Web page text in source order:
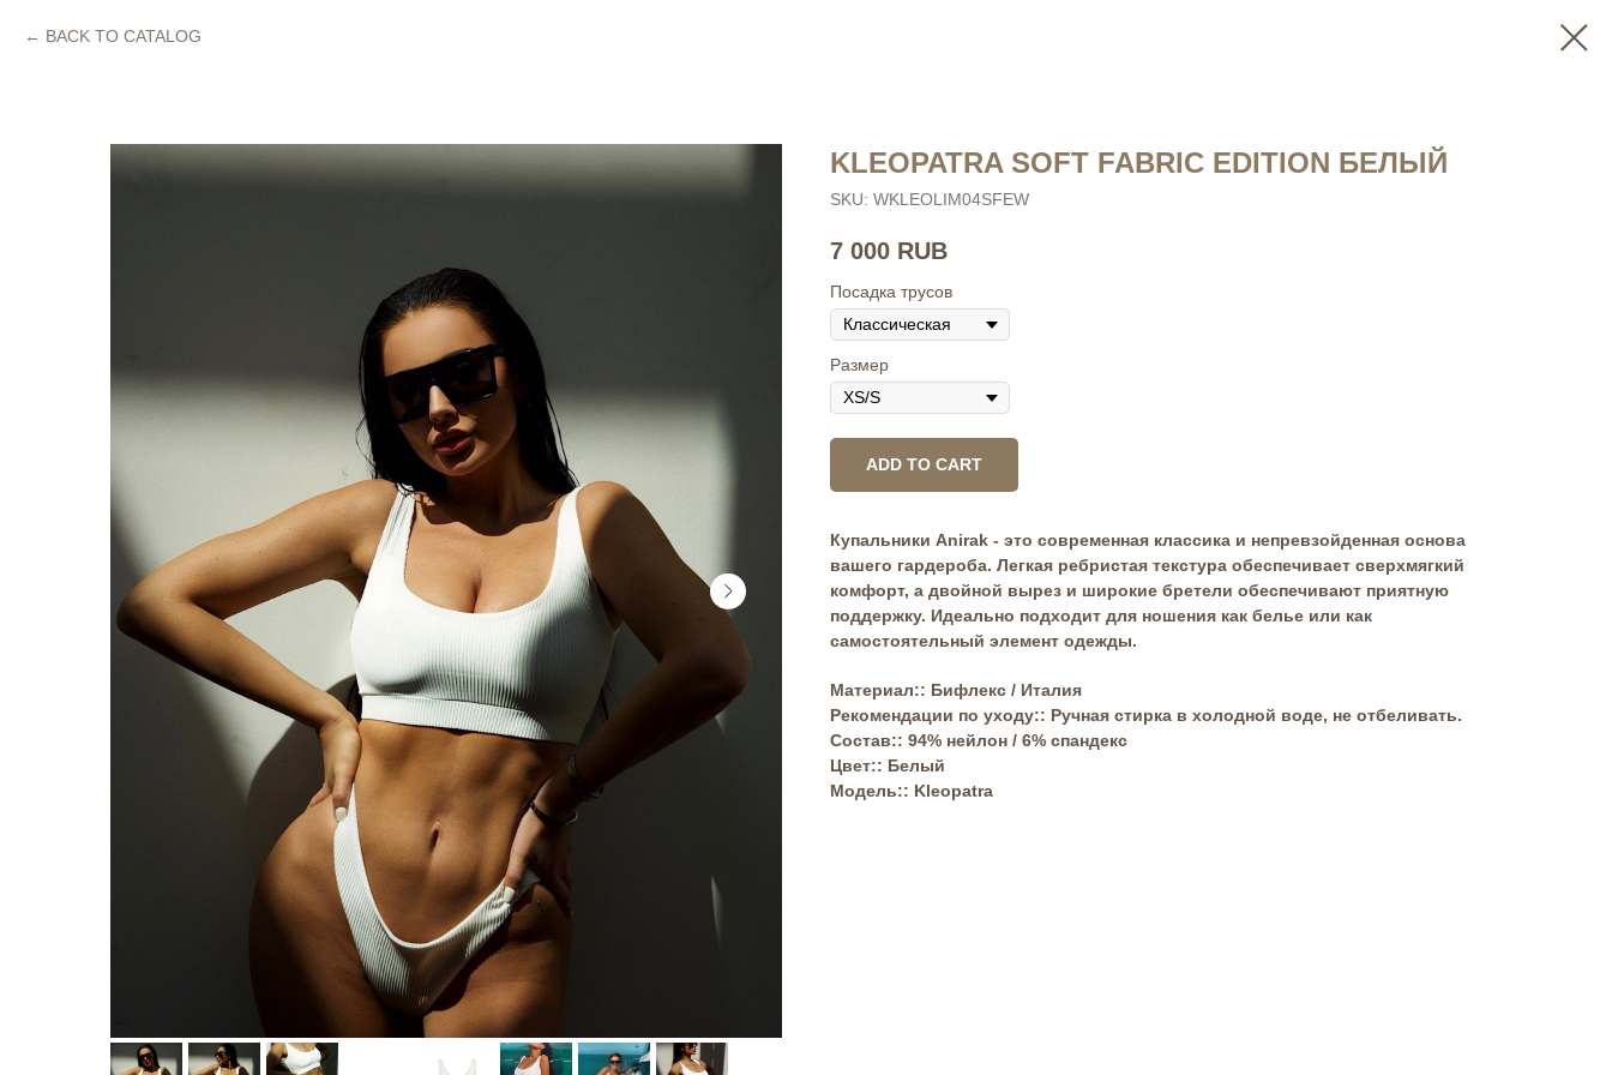
BACK TO CATALOG
KLEOPATRA SOFT FABRIC EDITION БЕЛЫЙ
SKU: WKLEOLIM04SFEW
7 000 RUB
Посадка трусов
Размер
ADD TO CART
Купальники Anirak - это современная классика и непревзойденная основа
вашего гардероба. Легкая ребристая текстура обеспечивает сверхмягкий
комфорт, а двойной вырез и широкие бретели обеспечивают приятную
поддержку. Идеально подходит для ношения как белье или как
самостоятельный элемент одежды.
Материал:: Бифлекс / Италия
Рекомендации по уходу:: Ручная стирка в холодной воде, не отбеливать.
Состав:: 94% нейлон / 6% спандекс
Цвет:: Белый
Модель:: Kleopatra